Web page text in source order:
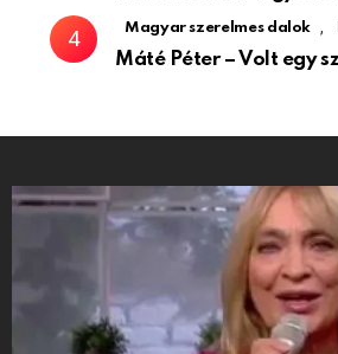
Magyar szerelmes dalok ,
Máté Péter – Volt egy